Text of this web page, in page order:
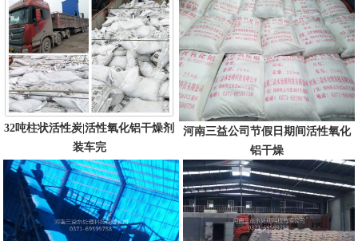
32吨柱状活性炭|活性氧化铝干燥剂
装车完
河南三益公司节假日期间活性氧化
铝干燥